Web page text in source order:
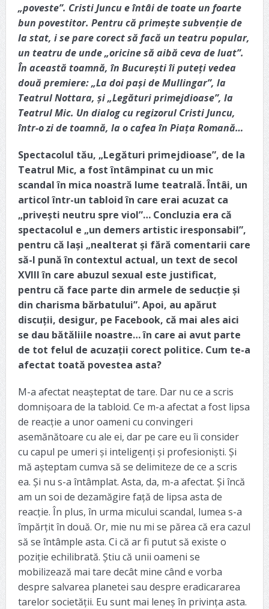
„poveste”. Cristi Juncu e întâi de toate un foarte
bun povestitor. Pentru că primește subvenție de
la stat, i se pare corect să facă un teatru popular,
un teatru de unde „oricine să aibă ceva de luat”.
În această toamnă, în București îi puteți vedea
două premiere: „La doi pași de Mullingar”, la
Teatrul Nottara, și „Legături primejdioase”, la
Teatrul Mic. Un dialog cu regizorul Cristi Juncu,
într-o zi de toamnă, la o cafea în Piața Romană…
Spectacolul tău, „Legături primejdioase”, de la
Teatrul Mic, a fost întâmpinat cu un mic
scandal în mica noastră lume teatrală. Întâi, un
articol într-un tabloid în care erai acuzat ca
„privești neutru spre viol”… Concluzia era că
spectacolul e „un demers artistic iresponsabil”,
pentru că lași „nealterat și fără comentarii care
să-l pună în contextul actual, un text de secol
XVIII în care abuzul sexual este justificat,
pentru că face parte din armele de seducție și
din charisma bărbatului”. Apoi, au apărut
discuții, desigur, pe Facebook, că mai ales aici
se dau bătăliile noastre… în care ai avut parte
de tot felul de acuzații corect politice. Cum te-a
afectat toată povestea asta?
M-a afectat neașteptat de tare. Dar nu ce a scris
domnișoara de la tabloid. Ce m-a afectat a fost lipsa
de reacție a unor oameni cu convingeri
asemănătoare cu ale ei, dar pe care eu îi consider
cu capul pe umeri și inteligenți și profesioniști. Și
mă așteptam cumva să se delimiteze de ce a scris
ea. Și nu s-a întâmplat. Asta, da, m-a afectat. Și încă
am un soi de dezamăgire față de lipsa asta de
reacție. În plus, în urma micului scandal, lumea s-a
împărțit în două. Or, mie nu mi se părea că era cazul
să se întâmple asta. Ci că ar fi putut să existe o
poziție echilibrată. Știu că unii oameni se
mobilizează mai tare decât mine când e vorba
despre salvarea planetei sau despre eradicararea
tarelor societății. Eu sunt mai leneș în privința asta.